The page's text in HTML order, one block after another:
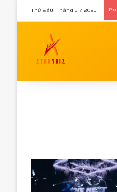
Thứ Sáu, Tháng 8 7 2026